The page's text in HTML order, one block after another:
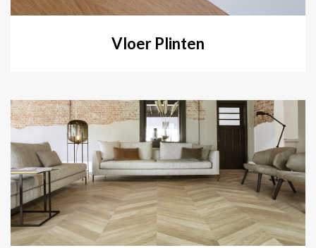
Vloer Plinten